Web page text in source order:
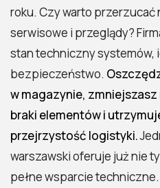
roku. Czy warto przerzucać
serwisowe i przeglądy?
stan techniczny systemów,
bezpieczeństwo.
w magazynie,
braki elementów i
przejrzystość logistyki.
warszawski oferuje już nie
pełne wsparcie